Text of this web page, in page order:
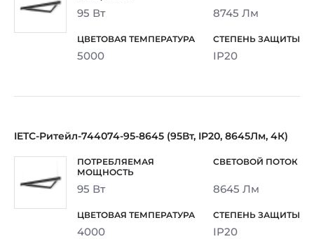
95 Вт 8745 Лм
5000 IP20
IETC-Ритейл-744074-95-8645 (95Вт, IP20, 8645Лм, 4К)
95 Вт 8645 Лм
4000 IP20